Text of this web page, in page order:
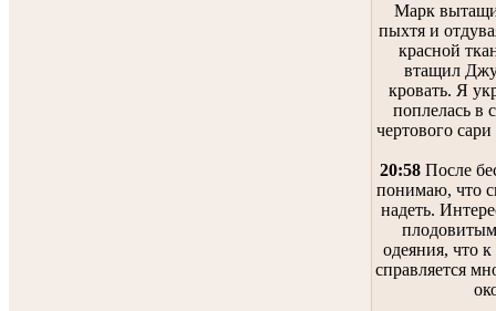
Марк
пыхтя и
красной
втащил
кровать. Я
поплелась в
чертового
20:58 После
понимаю, что
надеть.
одеяния, что
справляется